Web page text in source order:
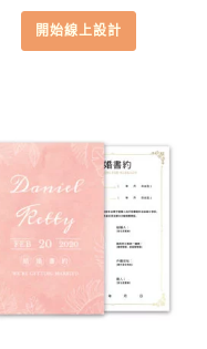
分 5
開始線上設計